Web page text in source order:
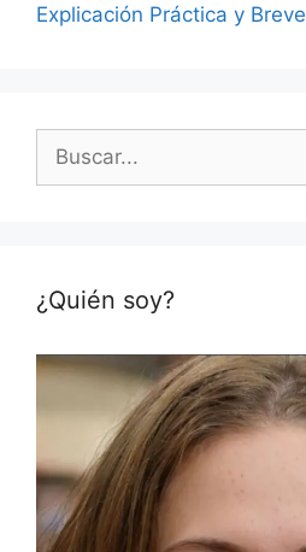
Explicación Práctica y Breve
¿Quién soy?